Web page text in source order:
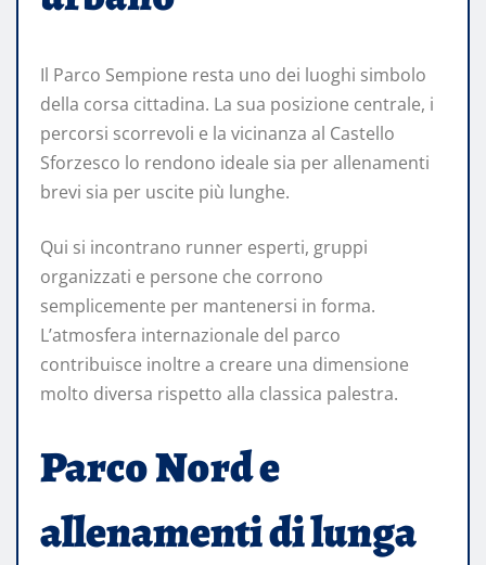
Il Parco Sempione resta uno dei luoghi simbolo
della corsa cittadina. La sua posizione centrale, i
percorsi scorrevoli e la vicinanza al Castello
Sforzesco lo rendono ideale sia per allenamenti
brevi sia per uscite più lunghe.
Qui si incontrano runner esperti, gruppi
organizzati e persone che corrono
semplicemente per mantenersi in forma.
L’atmosfera internazionale del parco
contribuisce inoltre a creare una dimensione
molto diversa rispetto alla classica palestra.
Parco Nord e
allenamenti di lunga